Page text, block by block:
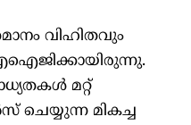
വിഹിതവും
മറ്റ്
ചെയ്യുന്ന മികച്ച